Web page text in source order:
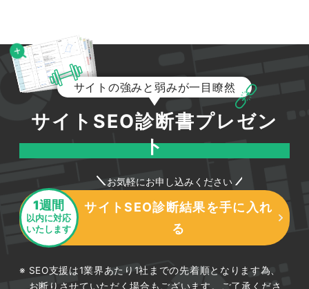
サイトの強みと弱みが一目瞭然
サイトSEO診断書プレゼン
ト
お気軽にお申し込みください
1週間
以内に対応
いたします
サイトSEO診断結果を手に入れ
る
SEO支援は1業界あたり1社までの先着順となります為、
お断りさせていただく場合もございます。ご了承くださ
047-114-3111 平日
お問い合わせ
申し込み